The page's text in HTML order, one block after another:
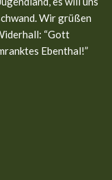
Wir grüßen
“Gott
Ebenthal!”